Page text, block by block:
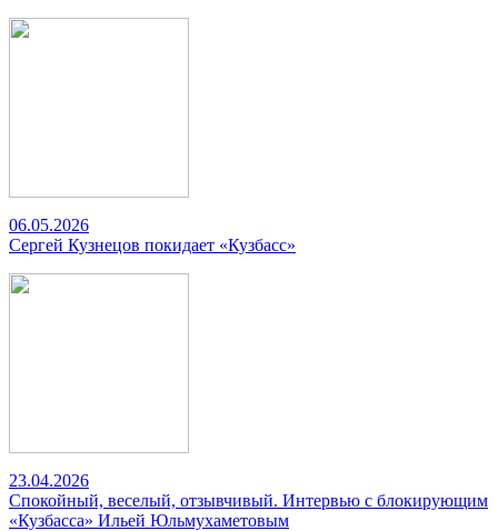
06.05.2026
Сергей Кузнецов покидает «Кузбасс»
23.04.2026
Спокойный, веселый, отзывчивый. Интервью с блокирующим
«Кузбасса» Ильей Юльмухаметовым